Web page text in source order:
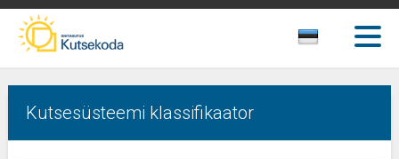
Kutsesüsteemi klassifikaator